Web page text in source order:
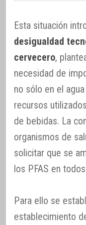
Esta situación
desigualdad
cervecero,
necesidad de
no sólo en el
recursos
de bebidas. La
organismos de
solicitar que se
los PFAS en
Para ello se
establecimiento